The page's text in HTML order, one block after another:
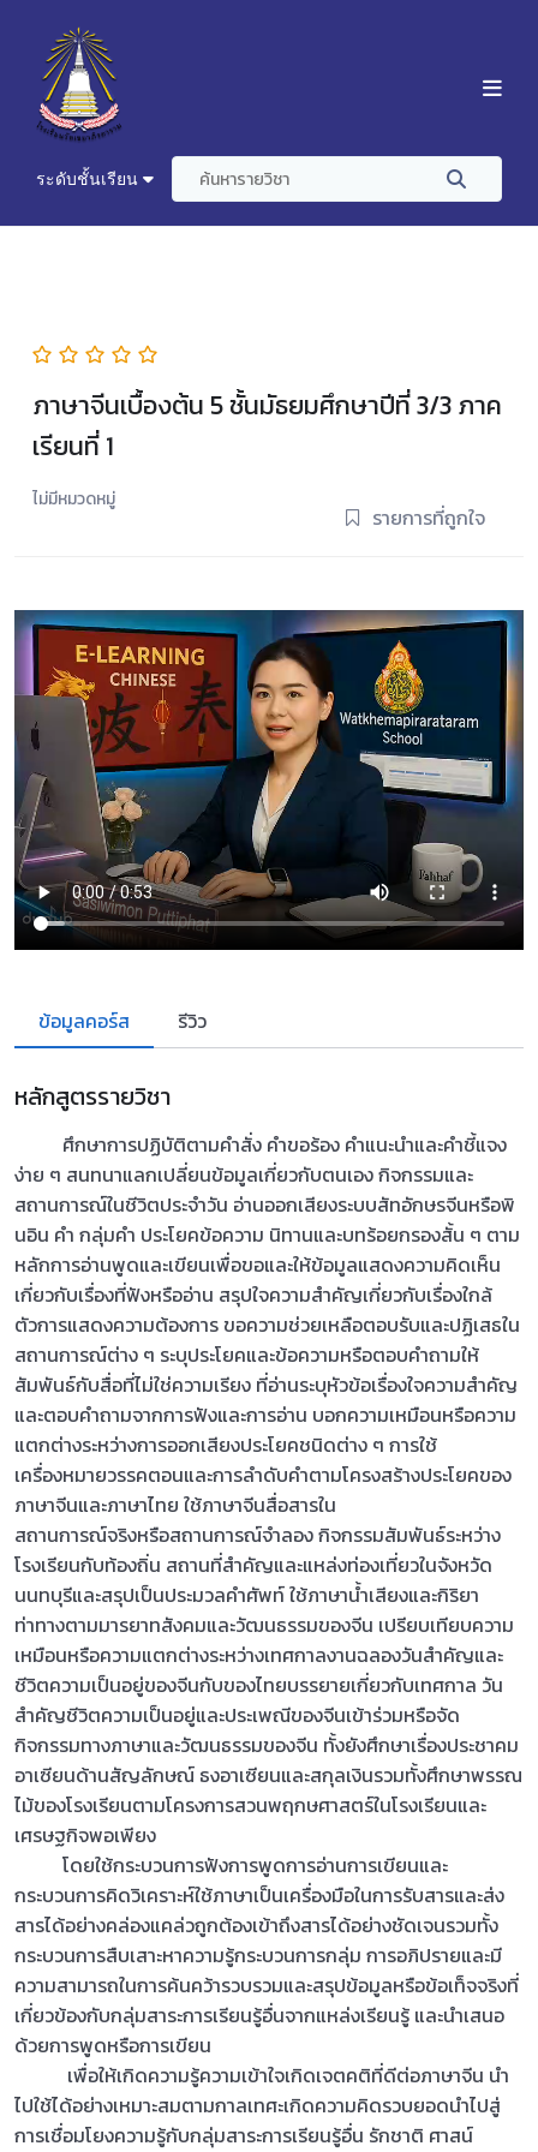
ระดับชั้นเรียน
ภาษาจีนเบื้องต้น 5 ชั้นมัธยมศึกษาปีที่ 3/3 ภาค
เรียนที่ 1
ไม่มีหมวดหมู่
รายการที่ถูกใจ
ข้อมูลคอร์ส รีวิว
หลักสูตรรายวิชา
ศึกษาการปฏิบัติตามคำสั่ง คำขอร้อง คำแนะนำและคำชี้แจง
ง่าย ๆ สนทนาแลกเปลี่ยนข้อมูลเกี่ยวกับตนเอง กิจกรรมและ
สถานการณ์ในชีวิตประจำวัน อ่านออกเสียงระบบสัทอักษรจีนหรือพิ
นอิน คำ กลุ่มคำ ประโยคข้อความ นิทานและบทร้อยกรองสั้น ๆ ตาม
หลักการอ่านพูดและเขียนเพื่อขอและให้ข้อมูลแสดงความคิดเห็น
เกี่ยวกับเรื่องที่ฟังหรืออ่าน สรุปใจความสำคัญเกี่ยวกับเรื่องใกล้
ตัวการแสดงความต้องการ ขอความช่วยเหลือตอบรับและปฏิเสธใน
สถานการณ์ต่าง ๆ ระบุประโยคและข้อความหรือตอบคำถามให้
สัมพันธ์กับสื่อที่ไม่ใช่ความเรียง ที่อ่านระบุหัวข้อเรื่องใจความสำคัญ
และตอบคำถามจากการฟังและการอ่าน บอกความเหมือนหรือความ
แตกต่างระหว่างการออกเสียงประโยคชนิดต่าง ๆ การใช้
เครื่องหมายวรรคตอนและการลำดับคำตามโครงสร้างประโยคของ
ภาษาจีนและภาษาไทย ใช้ภาษาจีนสื่อสารใน
สถานการณ์จริงหรือสถานการณ์จำลอง กิจกรรมสัมพันธ์ระหว่าง
โรงเรียนกับท้องถิ่น สถานที่สำคัญและแหล่งท่องเที่ยวในจังหวัด
นนทบุรีและสรุปเป็นประมวลคำศัพท์ ใช้ภาษาน้ำเสียงและกิริยา
ท่าทางตามมารยาทสังคมและวัฒนธรรมของจีน เปรียบเทียบความ
เหมือนหรือความแตกต่างระหว่างเทศกาลงานฉลองวันสำคัญและ
ชีวิตความเป็นอยู่ของจีนกับของไทยบรรยายเกี่ยวกับเทศกาล วัน
สำคัญชีวิตความเป็นอยู่และประเพณีของจีนเข้าร่วมหรือจัด
กิจกรรมทางภาษาและวัฒนธรรมของจีน ทั้งยังศึกษาเรื่องประชาคม
อาเซียนด้านสัญลักษณ์ ธงอาเซียนและสกุลเงินรวมทั้งศึกษาพรรณ
ไม้ของโรงเรียนตามโครงการสวนพฤกษศาสตร์ในโรงเรียนและ
เศรษฐกิจพอเพียง
โดยใช้กระบวนการฟังการพูดการอ่านการเขียนและ
กระบวนการคิดวิเคราะห์ใช้ภาษาเป็นเครื่องมือในการรับสารและส่ง
สารได้อย่างคล่องแคล่วถูกต้องเข้าถึงสารได้อย่างชัดเจนรวมทั้ง
กระบวนการสืบเสาะหาความรู้กระบวนการกลุ่ม การอภิปรายและมี
ความสามารถในการค้นคว้ารวบรวมและสรุปข้อมูลหรือข้อเท็จจริงที่
เกี่ยวข้องกับกลุ่มสาระการเรียนรู้อื่นจากแหล่งเรียนรู้ และนำเสนอ
ด้วยการพูดหรือการเขียน
เพื่อให้เกิดความรู้ความเข้าใจเกิดเจตคติที่ดีต่อภาษาจีน นำ
ไปใช้ได้อย่างเหมาะสมตามกาลเทศะเกิดความคิดรวบยอดนำไปสู่
การเชื่อมโยงความรู้กับกลุ่มสาระการเรียนรู้อื่น รักชาติ ศาสน์